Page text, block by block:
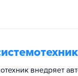
внедряет